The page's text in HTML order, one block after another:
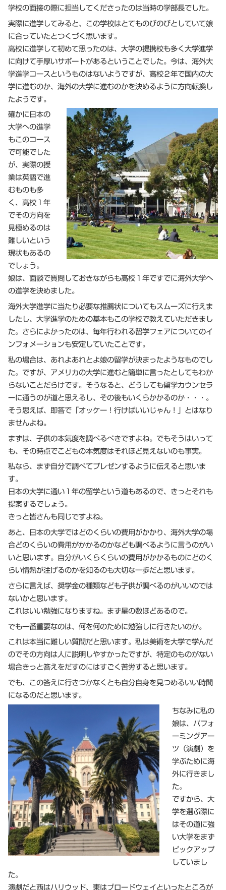
学校の面接の際に担当してくださったのは当時の学部長でした。
実際に進学してみると、この学校はとてものびのびとしていて娘
に合っていたとつくづく思います。
高校に進学して初めて思ったのは、大学の提携校も多く大学進学
に向けて手厚いサポートがあるということでした。今は、海外大
学進学コースというものはないようですが、高校２年で国内の大
学に進むのか、海外の大学に進むのかを決めるように方向転換し
たようです。
確かに日本の
大学への進学
もこのコース
で可能でした
が、実際の授
業は英語で進
むものも多
く、高校１年
でその方向を
見極めるのは
難しいという
現状もあるの
でしょう。
娘は、面談で質問しておきながらも高校１年ですでに海外大学へ
の進学を決めました。
海外大学進学に当たり必要な推薦状についてもスムーズに行えま
したし、大学進学のための基本もこの学校で教えていただきまし
た。さらによかったのは、毎年行われる留学フェアについてのイ
ンフォメーションも安定していたことです。
私の場合は、あれよあれとよ娘の留学が決まったようなものでし
た。ですが、アメリカの大学に進むと簡単に言ったとしてもわか
らないことだらけです。そうなると、どうしても留学カウンセラ
ーに通うのが道と思えるし、その後もいくらかかるのか・・・。
そう思えば、即答で「オッケー！行けばいいじゃん！」とはなり
ませんよね。
まずは、子供の本気度を調べるべきですよね。でもそうはいって
も、その時点でこどもの本気度はそれほど見えないのも事実。
私なら、まず自分で調べてプレゼンするように伝えると思いま
す。
日本の大学に通い１年の留学という道もあるので、きっとそれも
提案するでしょう。
きっと皆さんも同じですよね。
あと、日本の大学ではどのくらいの費用がかかり、海外大学の場
合どのくらいの費用がかかるのかなども調べるように言うのがい
いと思います。自分がいくらくらいの費用がかかるものにどのく
らい情熱が注げるのかを知るのも大切な一歩だと思います。
さらに言えば、奨学金の種類なども子供が調べるのがいいのでは
ないかと思います。
これはいい勉強になりますね。まず星の数ほどあるので。
でも一番重要なのは、何を何のために勉強しに行きたいのか。
これは本当に難しい質問だと思います。私は美術を大学で学んだ
のでその方向は人に説明しやすかったですが、特定のものがない
場合きっと答えをだすのにはすごく苦労すると思います。
でも、この答えに行きつかなくとも自分自身を見つめるいい時間
になるのだと思います。
ちなみに私の
娘は、パフォ
ーミングアー
ツ（演劇）を
学ぶために海
外に行きまし
た。
ですから、大
学を選ぶ際に
はその道に強
い大学をまず
ピックアップ
していまし
た。
演劇だと西はハリウッド、東はブロードウェイといったところが